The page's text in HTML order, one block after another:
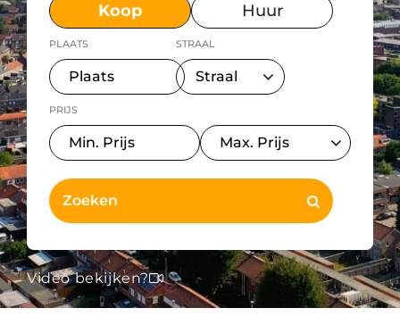
Koop Huur
PLAATS STRAAL
PRIJS
Video bekijken?